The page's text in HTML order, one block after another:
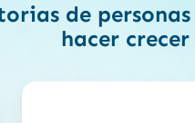
de
hacer